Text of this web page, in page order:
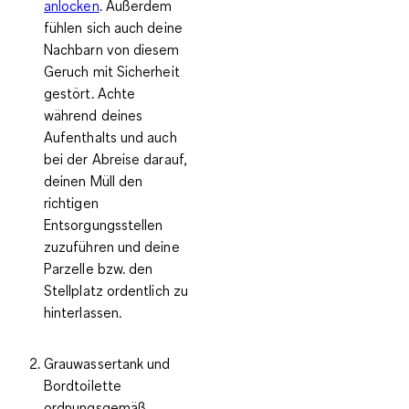
anlocken. Außerdem
fühlen sich auch deine
Nachbarn von diesem
Geruch mit Sicherheit
gestört. Achte
während deines
Aufenthalts und auch
bei der Abreise darauf,
deinen Müll den
richtigen
Entsorgungsstellen
zuzuführen und deine
Parzelle bzw. den
Stellplatz ordentlich zu
hinterlassen.
Grauwassertank und
Bordtoilette